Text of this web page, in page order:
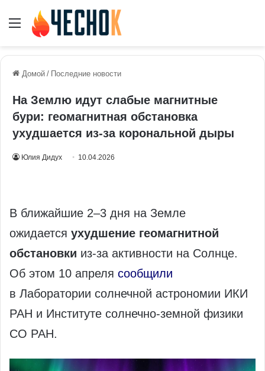
Меню
Домой / Последние новости
На Землю идут слабые магнитные
бури: геомагнитная обстановка
ухудшается из‑за корональной дыры
Юлия Дидух 10.04.2026
В ближайшие 2–3 дня на Земле
ожидается ухудшение геомагнитной
обстановки из‑за активности на Солнце.
Об этом 10 апреля сообщили
в Лаборатории солнечной астрономии ИКИ
РАН и Институте солнечно‑земной физики
СО РАН.